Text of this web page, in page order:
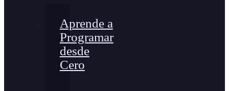
Aprende a
Programar
desde
Cero